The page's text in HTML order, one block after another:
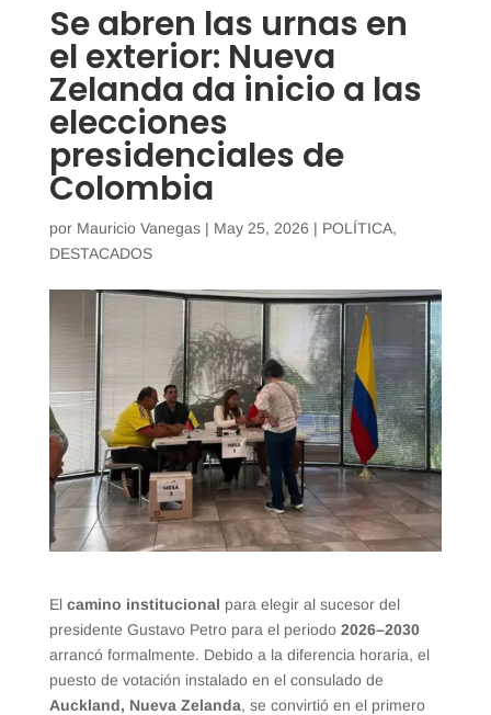
Se abren las urnas en
el exterior: Nueva
Zelanda da inicio a las
elecciones
presidenciales de
Colombia
por Mauricio Vanegas| May 25, 2026 | POLÍTICA,
DESTACADOS
El camino institucional para elegir al sucesor del
presidente Gustavo Petro para el periodo 2026–2030
arrancó formalmente. Debido a la diferencia horaria, el
puesto de votación instalado en el consulado de
Auckland, Nueva Zelanda, se convirtió en el primero